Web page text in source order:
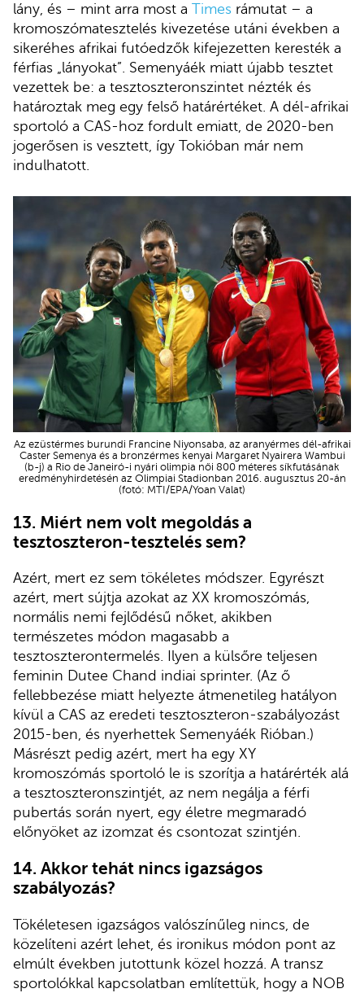
lány, és – mint arra most a Times rámutat – a
kromoszómatesztelés kivezetése utáni években a
sikeréhes afrikai futóedzők kifejezetten keresték a
férfias „lányokat”. Semenyáék miatt újabb tesztet
vezettek be: a tesztoszteronszintet nézték és
határoztak meg egy felső határértéket. A dél-afrikai
sportoló a CAS-hoz fordult emiatt, de 2020-ben
jogerősen is vesztett, így Tokióban már nem
indulhatott.
Az ezüstérmes burundi Francine Niyonsaba, az aranyérmes dél-afrikai
Caster Semenya és a bronzérmes kenyai Margaret Nyairera Wambui
(b-j) a Rio de Janeiró-i nyári olimpia női 800 méteres síkfutásának
eredményhirdetésén az Olimpiai Stadionban 2016. augusztus 20-án
(fotó: MTI/EPA/Yoan Valat)
13. Miért nem volt megoldás a
tesztoszteron-tesztelés sem?
Azért, mert ez sem tökéletes módszer. Egyrészt
azért, mert sújtja azokat az XX kromoszómás,
normális nemi fejlődésű nőket, akikben
természetes módon magasabb a
tesztoszterontermelés. Ilyen a külsőre teljesen
feminin Dutee Chand indiai sprinter. (Az ő
fellebbezése miatt helyezte átmenetileg hatályon
kívül a CAS az eredeti tesztoszteron-szabályozást
2015-ben, és nyerhettek Semenyáék Rióban.)
Másrészt pedig azért, mert ha egy XY
kromoszómás sportoló le is szorítja a határérték alá
a tesztoszteronszintjét, az nem negálja a férfi
pubertás során nyert, egy életre megmaradó
előnyöket az izomzat és csontozat szintjén.
14. Akkor tehát nincs igazságos
szabályozás?
Tökéletesen igazságos valószínűleg nincs, de
közelíteni azért lehet, és ironikus módon pont az
elmúlt években jutottunk közel hozzá. A transz
sportolókkal kapcsolatban említettük, hogy a NOB